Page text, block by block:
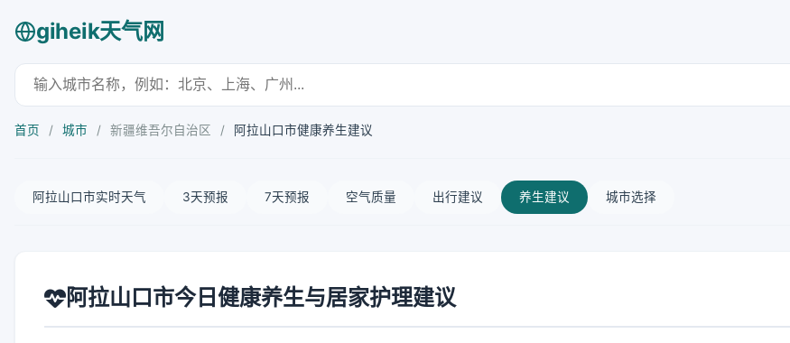
giheik天气网
首页 / 城市 / 新疆维吾尔自治区 / 阿拉山口市健康养生建议
阿拉山口市实时天气 3天预报 7天预报 空气质量 出行建议 养生建议 城市选择
阿拉山口市今日健康养生与居家护理建议